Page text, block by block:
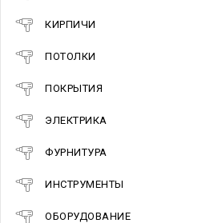
КИРПИЧИ
ПОТОЛКИ
ПОКРЫТИЯ
ЭЛЕКТРИКА
ФУРНИТУРА
ИНСТРУМЕНТЫ
ОБОРУДОВАНИЕ